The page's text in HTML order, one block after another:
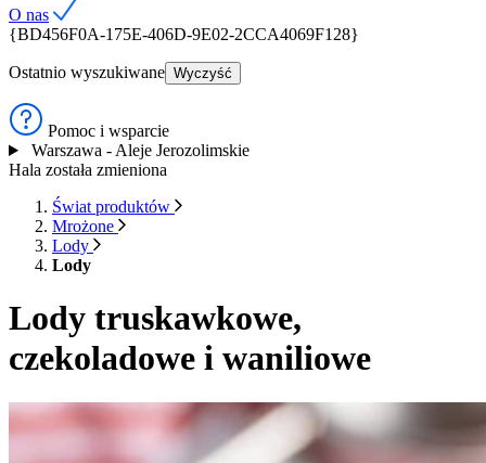
O nas
{BD456F0A-175E-406D-9E02-2CCA4069F128}
Ostatnio wyszukiwane Wyczyść
Pomoc i wsparcie
Warszawa - Aleje Jerozolimskie
Hala została zmieniona
Świat produktów
Mrożone
Lody
Lody
Lody truskawkowe,
czekoladowe i waniliowe